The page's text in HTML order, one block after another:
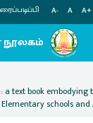
A- A A+
a text book embodying
schools